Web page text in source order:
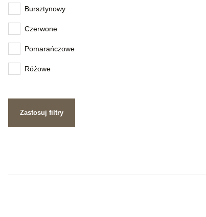
Bursztynowy
Czerwone
Pomarańczowe
Różowe
Zastosuj filtry